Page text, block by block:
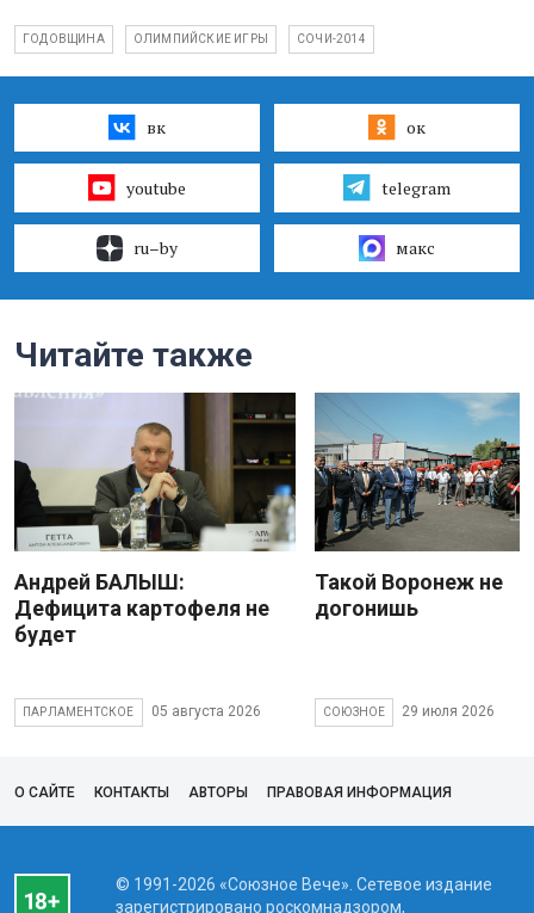
ГОДОВЩИНА ОЛИМПИЙСКИЕ ИГРЫ СОЧИ-2014
вк ок
youtube telegram
ru–by макс
Читайте также
Андрей БАЛЫШ:
Дефицита картофеля не
будет
ПАРЛАМЕНТСКОЕ 05 августа 2026
Такой Воронеж не
догонишь
СОЮЗНОЕ 29 июля 2026
О САЙТЕ КОНТАКТЫ АВТОРЫ ПРАВОВАЯ ИНФОРМАЦИЯ
© 1991-2026 «Союзное Вече». Сетевое издание
зарегистрировано роскомнадзором,